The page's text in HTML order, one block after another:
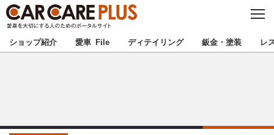
C
S
E
★カーケアプラス認定★ 厳選プロショップを地域から探す
甲信越 北陸
ショップ紹介 愛車 File ディテイリング 鈑金・塗装 レ